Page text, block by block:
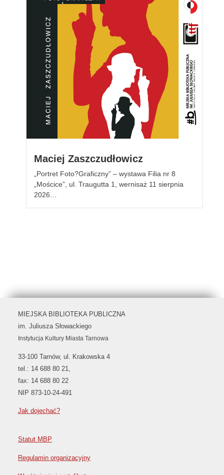
Maciej Zaszczudłowicz
„Portret Foto?Graficzny” – wystawa Filia nr 8
„Mościce”, ul. Traugutta 1, wernisaż 11 sierpnia
2026…
MIEJSKA BIBLIOTEKA PUBLICZNA
im. Juliusza Słowackiego
Instytucja Kultury Miasta Tarnowa
33-100 Tarnów, ul. Krakowska 4
tel.: 14 688 80 21,
fax: 14 688 80 22
NIP 873-10-24-491
Jak dojechać?
Statut MBP
Regulamin organizacyjny